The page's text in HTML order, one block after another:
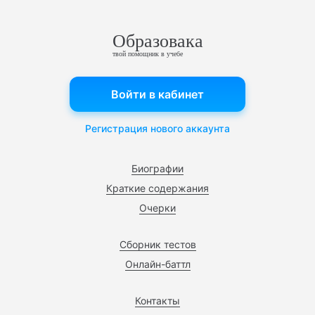
Образовака
твой помощник в учебе
Биографии
Краткие содержания
Очерки
Сборник тестов
Онлайн-баттл
Контакты
Войти в кабинет
Регистрация нового аккаунта